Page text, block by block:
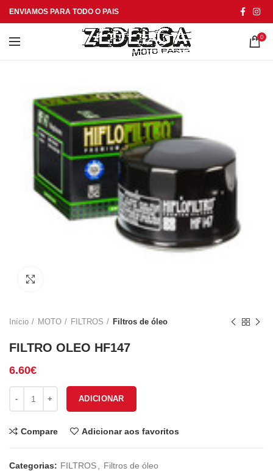
ENVIAMOS PARA TODO O PAIS
0
Início MOTO FILTROS Filtros de óleo
FILTRO OLEO HF147
6.60€
ADICIONAR
Compare Adicionar aos favoritos
Categorias: FILTROS Filtros de óleo